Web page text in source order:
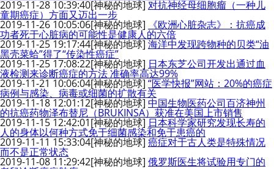
2019-11-28 10:39:40[神秘的地球] 对抗神经母细胞瘤（一种儿
童期癌症）方面又迈出一步
2019-11-26 10:05:06[神秘的地球] 《欧洲心脏杂志》：抗癌成
功者死于心脏病的可能性是健康人的六倍
2019-11-25 19:17:44[神秘的地球] 海洋中发现跨物种的贝类“油
黑壳菜蛤”得了“传染性癌症”
2019-11-25 17:08:22[神秘的地球] 日本东芝公司开发出通过血
液检测来诊断癌症的方法 准确率高达99%
2019-11-21 10:06:04[神秘的地球] “医学快报”网站：20%的癌症
病例与感染、病毒或细菌的扩散有关
2019-11-18 12:01:12[神秘的地球] 中国生物医药公司百济神州
的抗癌药物泽布替尼（BRUKINSA）获准在美国上市销售
2019-11-15 12:42:01[神秘的地球]日本科学家研究发现长寿的
人的身体以何种方式免于细菌感染和免于患癌的
2019-11-11 15:33:04[神秘的地球] 癌症对于古人类是特殊情况
而不是正常状态
2019-11-08 11:29:42[神秘的地球] 俄罗斯医生将试验用专门的